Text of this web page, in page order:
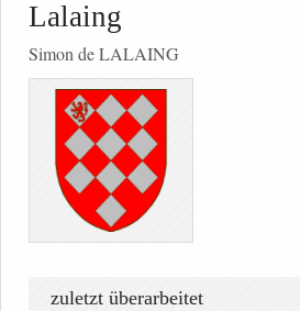
Lalaing
Simon de LALAING
zuletzt überarbeitet